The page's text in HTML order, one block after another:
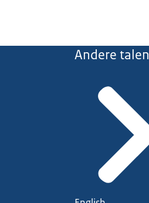
Andere talen